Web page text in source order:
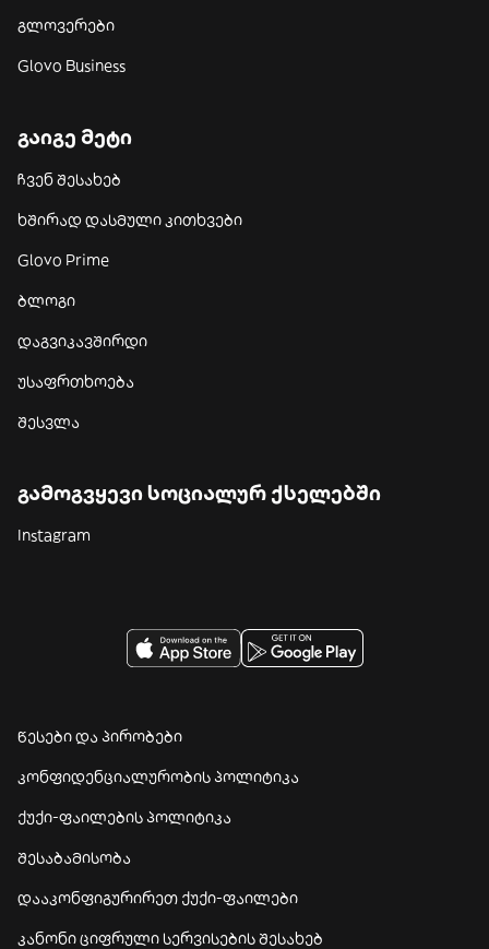
გლოვერები
Glovo Business
გაიგე მეტი
ჩვენ შესახებ
ხშირად დასმული კითხვები
Glovo Prime
ბლოგი
დაგვიკავშირდი
უსაფრთხოება
შესვლა
გამოგვყევი სოციალურ ქსელებში
Instagram
წესები და პირობები
კონფიდენციალურობის პოლიტიკა
ქუქი-ფაილების პოლიტიკა
შესაბამისობა
დააკონფიგურირეთ ქუქი-ფაილები
კანონი ციფრული სერვისების შესახებ